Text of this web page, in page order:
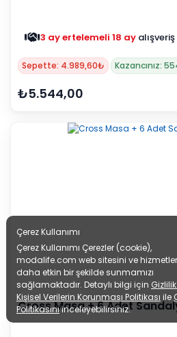
3 ay ertelemeli 18 ay
Sepette: 4.989,60₺ Kazancınız:
₺5.544,00
Cross Masa + 6 Adet
Çerez Kullanımı
Çerez Kullanımı Çerezler (cookie),
modalife.com web sitesini ve
daha etkin bir şekilde sunmamızı
sağlamaktadır. Detaylı bilgi için
Kişisel Verilerin Korunması Politikası ile
Politikasınıinceleyebilirsiniz.